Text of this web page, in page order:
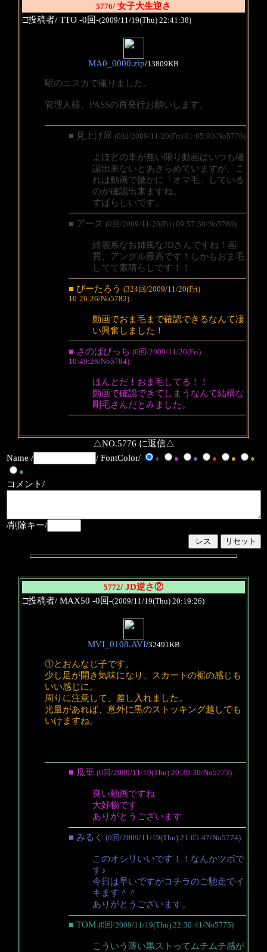
5776/ 女子大生逆さ
□投稿者/ TTO -0回-(2009/11/19(Thu) 22:41:38)
MA0_0000.zip/13809KB
駅のエスカで撮りました。
管理人様、PASSの再発行お願いします。
■ 見上げ屋 (0回/2009/11/20(Fri) 01:05:03/No5778)
よほどの事が無い限り動画はいつも確
認出来ないとあきらめていますが、こ
れは動画で微かに「オマ毛」している
のが確認出来ますね。
すばらしいです。
■ アース (0回/2009/11/20(Fri) 09:57:30/No5780)
綺麗系なお姉風なJDさんですね！画
質、アングル最高です！しかもおま毛
してて素晴らしです！！
■ ぴーたろう (324回/2009/11/20(Fri)
10:26:26/No5782)
動画でおま毛まで確認できるなんて凄
い興奮しました！
■ さのばびっち (0回/2009/11/20(Fri)
10:49:26/No5784)
ほんとだ！おま毛してる！！
動画で確認できてしまうなんて結構な
剛毛さんだとみました。
△NO.5776 に返信△
Name /
/ FontColor/ ● ● ● ● ●
●
●
コメント/
/削除キー/
5772/ JD逆さ②
□投稿者/ MAX50 -0回-(2009/11/19(Thu) 20:19:26)
MVI_0108.AVI/32491KB
①とおんなじ子です。
少し足が開き気味になり、スカートの裾の感じも
いい感じに。
周りに注意して、差し入れました。
光量があれば、意外に黒のストッキング越しでも
いけますね。
■ 瓜華 (0回/2009/11/19(Thu) 20:39:30/No5773)
良い動画ですね
大好物です
ありがとうございます
■ みるく (0回/2009/11/19(Thu) 21:05:47/No5774)
このオシリいいです！！なんかツボで
す♪
今日は早いですがコチラのご馳走でイ
キます＾＾
ありがとうございます。
■ TOM (0回/2009/11/19(Thu) 22:30:41/No5775)
こういう薄い黒ストってムチムチ感が